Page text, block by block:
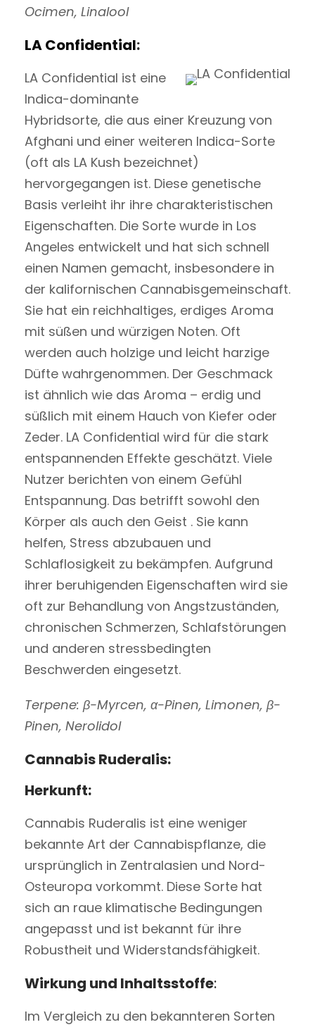
Ocimen, Linalool
LA Confidential:
LA Confidential ist eine
Indica-dominante
Hybridsorte, die aus einer Kreuzung von
Afghani und einer weiteren Indica-Sorte
(oft als LA Kush bezeichnet)
hervorgegangen ist. Diese genetische
Basis verleiht ihr ihre charakteristischen
Eigenschaften. Die Sorte wurde in Los
Angeles entwickelt und hat sich schnell
einen Namen gemacht, insbesondere in
der kalifornischen Cannabisgemeinschaft.
Sie hat ein reichhaltiges, erdiges Aroma
mit süßen und würzigen Noten. Oft
werden auch holzige und leicht harzige
Düfte wahrgenommen. Der Geschmack
ist ähnlich wie das Aroma – erdig und
süßlich mit einem Hauch von Kiefer oder
Zeder. LA Confidential wird für die stark
entspannenden Effekte geschätzt. Viele
Nutzer berichten von einem Gefühl
Entspannung. Das betrifft sowohl den
Körper als auch den Geist . Sie kann
helfen, Stress abzubauen und
Schlaflosigkeit zu bekämpfen. Aufgrund
ihrer beruhigenden Eigenschaften wird sie
oft zur Behandlung von Angstzuständen,
chronischen Schmerzen, Schlafstörungen
und anderen stressbedingten
Beschwerden eingesetzt.
Terpene: β-Myrcen, α-Pinen, Limonen, β-
Pinen, Nerolidol
Cannabis Ruderalis:
Herkunft:
Cannabis Ruderalis ist eine weniger
bekannte Art der Cannabispflanze, die
ursprünglich in Zentralasien und Nord-
Osteuropa vorkommt. Diese Sorte hat
sich an raue klimatische Bedingungen
angepasst und ist bekannt für ihre
Robustheit und Widerstandsfähigkeit.
Wirkung und Inhaltsstoffe:
Im Vergleich zu den bekannteren Sorten